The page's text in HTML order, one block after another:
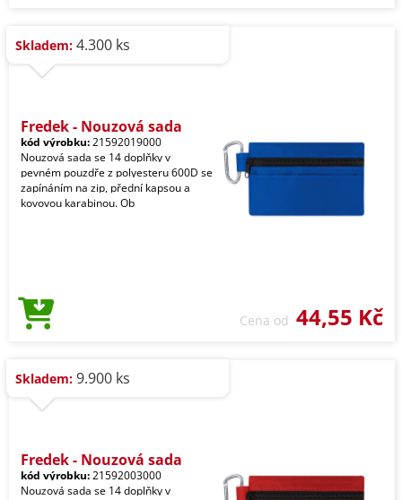
Skladem: 4.300 ks
Fredek - Nouzová sada
kód výrobku:21592019000
Nouzová sada se 14 doplňky v
pevném pouzdře z polyesteru 600D se
zapínáním na zip, přední kapsou a
kovovou karabinou. Ob
Cena od 44,55 Kč
Skladem: 9.900 ks
Fredek - Nouzová sada
kód výrobku:21592003000
Nouzová sada se 14 doplňky v